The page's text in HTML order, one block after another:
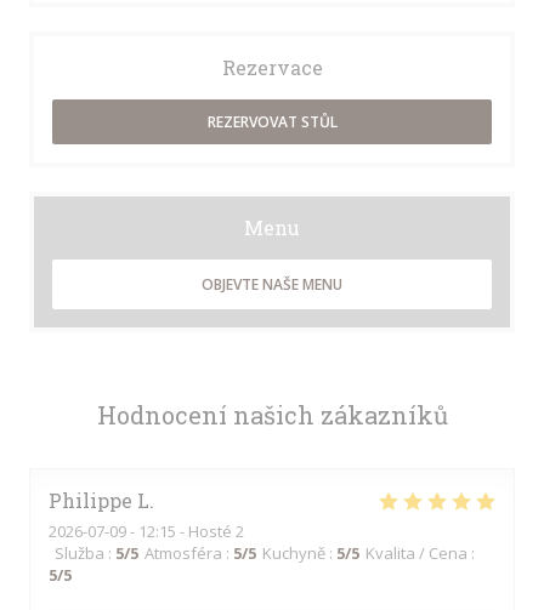
Hodnocení našich zákazníků
Philippe L
2026-07-09- 12:15 - Hosté 2
Služba : 5/5 Atmosféra : 5/5 Kuchyně : 5/5 Kvalita / Cena :
5/5
Rezervace
REZERVOVAT STŮL
Menu
OBJEVTE NAŠE MENU